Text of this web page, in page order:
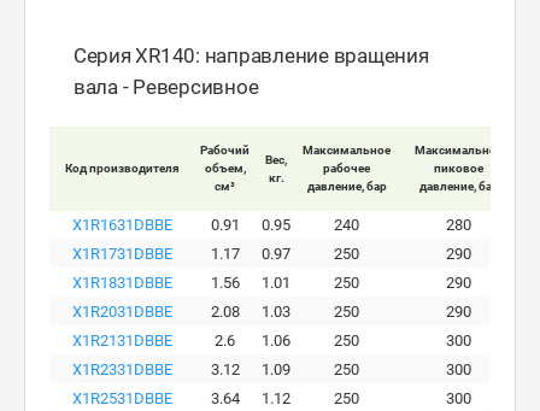
Серия XR140: направление вращения
вала - Реверсивное
Код производителя
Рабочий
объем,
см³
Вес,
кг.
Максимальное
рабочее
давление, бар
Максимальное
пиковое
давление, бар
X1R1631DBBE 0.91 0.95 240
280
X1R1731DBBE
1.17 0.97 250
290
X1R1831DBBE
1.56 1.01 250
290
X1R2031DBBE
2.08 1.03 250
290
X1R2131DBBE
2.6 1.06 250
300
X1R2331DBBE
3.12 1.09 250
300
X1R2531DBBE
3.64 1.12 250
300